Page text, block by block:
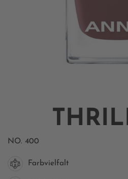
NO. 400
Farbvielfalt